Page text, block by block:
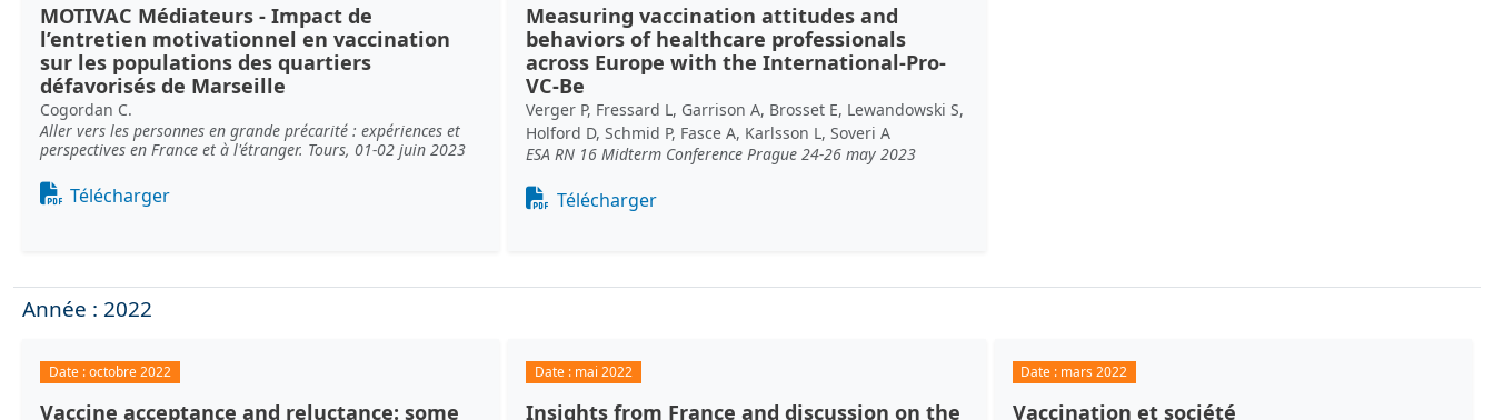
MOTIVAC Médiateurs - Impact de
l’entretien motivationnel en vaccination
sur les populations des quartiers
défavorisés de Marseille
Cogordan C.
Aller vers les personnes en grande précarité : expériences et
perspectives en France et à l'étranger. Tours, 01-02 juin 2023
Document
Télécharger
Measuring vaccination attitudes and
behaviors of healthcare professionals
across Europe with the International-Pro-
VC-Be
Verger P, Fressard L, Garrison A, Brosset E, Lewandowski S,
Holford D, Schmid P, Fasce A, Karlsson L, Soveri A
ESA RN 16 Midterm Conference Prague 24-26 may 2023
Document
Télécharger
Année : 2022
Date :octobre 2022
Vaccine acceptance and reluctance: some
Date : mai 2022
Insights from France and discussion on the
Date : mars 2022
Vaccination et société